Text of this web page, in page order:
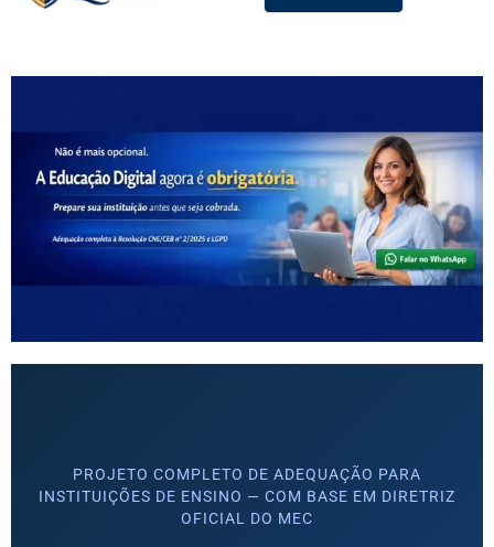
PROJETO COMPLETO DE ADEQUAÇÃO PARA
INSTITUIÇÕES DE ENSINO — COM BASE EM DIRETRIZ
OFICIAL DO MEC